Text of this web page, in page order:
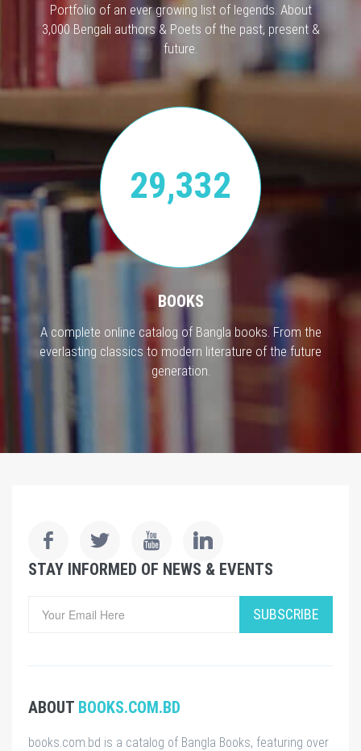
Portfolio of an ever growing list of legends. About
3,000 Bengali authors & Poets of the past, present &
future.
29,332
BOOKS
A complete online catalog of Bangla books. From the
everlasting classics to modern literature of the future
generation.
STAY INFORMED OF NEWS & EVENTS
SUBSCRIBE
ABOUT BOOKS.COM.BD
books.com.bd is a catalog of Bangla Books, featuring over